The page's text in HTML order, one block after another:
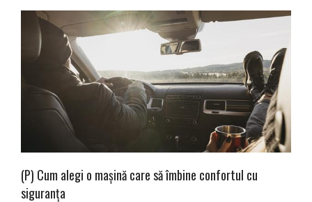
(P) Cum alegi o mașină care să îmbine confortul cu
siguranța